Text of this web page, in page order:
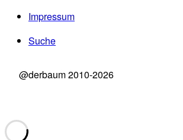
Impressum
Suche
@derbaum 2010-2026